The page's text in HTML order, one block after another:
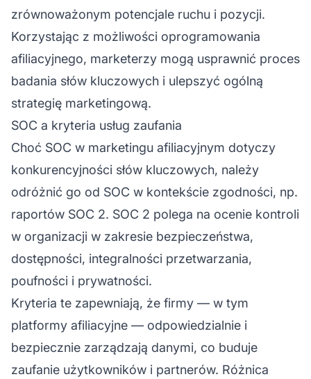
zrównoważonym potencjale ruchu i pozycji.
Korzystając z możliwości oprogramowania
afiliacyjnego, marketerzy mogą usprawnić proces
badania słów kluczowych i ulepszyć ogólną
strategię marketingową.
SOC a kryteria usług zaufania
Choć SOC w marketingu afiliacyjnym dotyczy
konkurencyjności słów kluczowych, należy
odróżnić go od SOC w kontekście zgodności, np.
raportów SOC 2. SOC 2 polega na ocenie kontroli
w organizacji w zakresie bezpieczeństwa,
dostępności, integralności przetwarzania,
poufności i prywatności.
Kryteria te zapewniają, że firmy — w tym
platformy afiliacyjne — odpowiedzialnie i
bezpiecznie zarządzają danymi, co buduje
zaufanie użytkowników i partnerów. Różnica